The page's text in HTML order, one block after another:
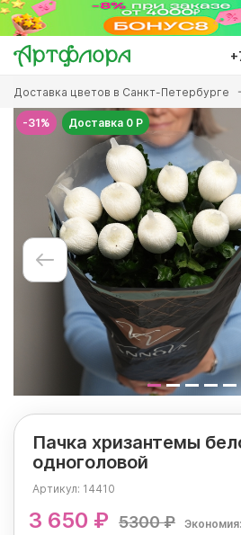
Перейти
основному
содержанию
Вы
здесь
Доставка цветов в Санкт-Петербурге
-31% Доставка 0 Р
Пачка хризантемы
одноголовой
Артикул: 14410
3 650 ₽ 5300 ₽